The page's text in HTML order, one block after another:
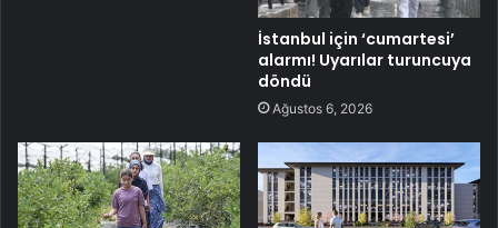
İstanbul için ‘cumartesi’
alarmı! Uyarılar turuncuya
döndü
Ağustos 6, 2026